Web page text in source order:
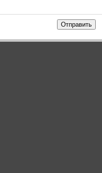
Отправить